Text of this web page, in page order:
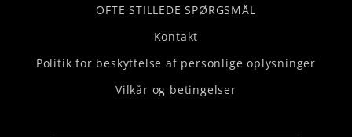
OFTE STILLEDE SPØRGSMÅL
Kontakt
Politik for beskyttelse af personlige oplysninger
Vilkår og betingelser